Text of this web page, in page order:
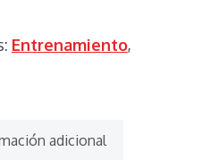
Entrenamiento,
adicional